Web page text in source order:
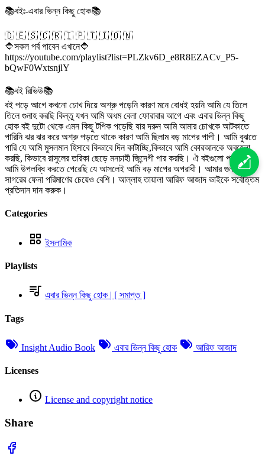
📚বইঃ-এবার ভিন্ন কিছু হোক📚
🇩 🇪 🇸 🇨 🇷 🇮 🇵 🇹 🇮 🇴 🇳
🔷সকল পর্ব পাবেন এখানে🔷
https://youtube.com/playlist?list=PLZkv6D_e8R8EZACv_P5-
bQwF0WxtsnjlY
📚বই রিভিউ📚
বই পড়ে আগে কখনো চোখ দিয়ে অশ্রু পড়েনি কারণ মনে বোধই হয়নি আমি যে তিলে
তিলে গুনাহ করছি কিন্তু যখন আমি অধম বেলা ফোরাবার আগে এবং এবার ভিন্ন কিছু
হোক বই দুটো থেকে এমন কিছু টপিক পড়েছি যার দরুন আমি আমার চোখকে আটকাতে
পারিনি ঝর ঝর করে অশ্রু পড়তে থাকে কারণ আমি ছিলাম বড় মাপের পাপী। আমি বুঝতে
পারি যে আমি মুসলমান হিসাবে কিভাবে দিন কাটাচ্ছি,কিভাবে আমি কোরআনকে অবহেলা
করছি, কিভাবে রাসুলের তরিকা ছেড়ে মনচাহী জিন্দেগী পার করছি। ঐ বইগুলো পড়ার পর
আমি উপলব্ধি করতে পেরেছি যে আসলেই আমি বড় মাপের অপরাধী। আমার গুনাহ
সাগরের ফেনা পরিমাণের চেয়েও বেশি। আল্লাহ তায়ালা আরিফ আজাদ ভাইকে সর্বোত্তম
প্রতিদান দান করুক।
Categories
ইসলামিক
Playlists
এবার ভিন্ন কিছু হোক | [ সমাপ্ত ]
Tags
Insight Audio Book এবার ভিন্ন কিছু হোক আরিফ আজাদ
Licenses
License and copyright notice
Share